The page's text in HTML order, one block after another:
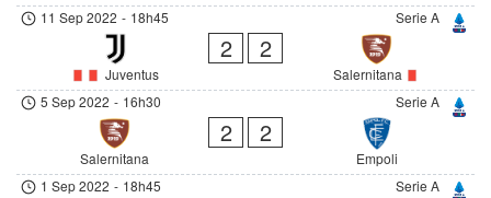
Serie A
11 Sep 2022 - 18h45
Juventus
2 2
Salernitana
Serie A
5 Sep 2022 - 16h30
Salernitana
2 2
Empoli
Serie A
1 Sep 2022 - 18h45